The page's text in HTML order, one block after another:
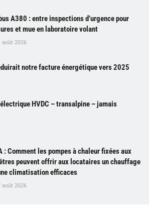
A380 : entre inspections d’urgence pour
et mue en laboratoire volant
août 2026
notre facture énergétique vers 2025
HVDC – transalpine – jamais
: Comment les pompes à chaleur fixées aux
peuvent offrir aux locataires un chauffage
climatisation efficaces
août 2026